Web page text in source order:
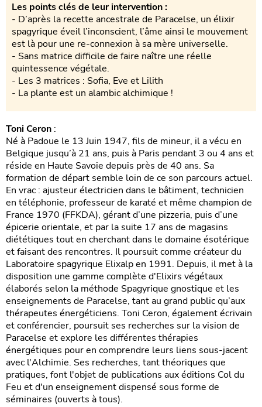
Les points clés de leur intervention :
- D’après la recette ancestrale de Paracelse, un élixir
spagyrique éveil l’inconscient, l’âme ainsi le mouvement
est là pour une re-connexion à sa mère universelle.
- Sans matrice difficile de faire naître une réelle
quintessence végétale.
- Les 3 matrices : Sofia, Eve et Lilith
- La plante est un alambic alchimique !
Toni Ceron :
Né à Padoue le 13 Juin 1947, fils de mineur, il a vécu en
Belgique jusqu’à 21 ans, puis à Paris pendant 3 ou 4 ans et
réside en Haute Savoie depuis près de 40 ans. Sa
formation de départ semble loin de ce son parcours actuel.
En vrac : ajusteur électricien dans le bâtiment, technicien
en téléphonie, professeur de karaté et même champion de
France 1970 (FFKDA), gérant d’une pizzeria, puis d’une
épicerie orientale, et par la suite 17 ans de magasins
diététiques tout en cherchant dans le domaine ésotérique
et faisant des rencontres. Il poursuit comme créateur du
Laboratoire spagyrique Elixalp en 1991. Depuis, il met à la
disposition une gamme complète d'Elixirs végétaux
élaborés selon la méthode Spagyrique gnostique et les
enseignements de Paracelse, tant au grand public qu’aux
thérapeutes énergéticiens. Toni Ceron, également écrivain
et conférencier, poursuit ses recherches sur la vision de
Paracelse et explore les différentes thérapies
énergétiques pour en comprendre leurs liens sous-jacent
avec l'Alchimie. Ses recherches, tant théoriques que
pratiques, font l'objet de publications aux éditions Col du
Feu et d'un enseignement dispensé sous forme de
séminaires (ouverts à tous).